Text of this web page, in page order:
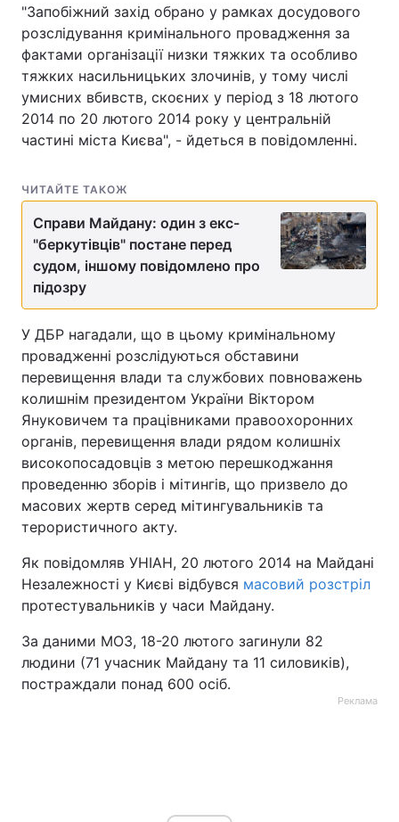
"Запобіжний захід обрано у рамках досудового
розслідування кримінального провадження за
фактами організації низки тяжких та особливо
тяжких насильницьких злочинів, у тому числі
умисних вбивств, скоєних у період з 18 лютого
2014 по 20 лютого 2014 року у центральній
частині міста Києва", - йдеться в повідомленні.
ЧИТАЙТЕ ТАКОЖ
Справи Майдану: один з екс-
"беркутівців" постане перед
судом, іншому повідомлено про
підозру
У ДБР нагадали, що в цьому кримінальному
провадженні розслідуються обставини
перевищення влади та службових повноважень
колишнім президентом України Віктором
Януковичем та працівниками правоохоронних
органів, перевищення влади рядом колишніх
високопосадовців з метою перешкоджання
проведенню зборів і мітингів, що призвело до
масових жертв серед мітингувальників та
терористичного акту.
Як повідомляв УНІАН, 20 лютого 2014 на Майдані
Незалежності у Києві відбувся масовий розстріл
протестувальників у часи Майдану.
За даними МОЗ, 18-20 лютого загинули 82
людини (71 учасник Майдану та 11 силовиків),
постраждали понад 600 осіб.
Реклама